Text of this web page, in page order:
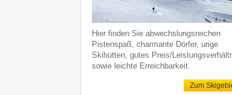
Hier finden Sie abwechslungsreichen
Pistenspaß, charmante Dörfer, urige
Skihütten, gutes Preis/
sowie leichte Erreichbarkeit.
Zum